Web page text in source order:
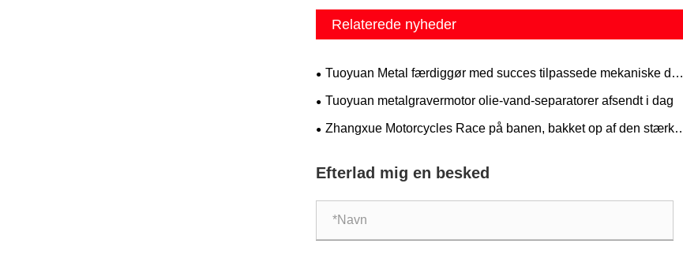
Relaterede nyheder
Tuoyuan Metal færdiggør med succes tilpassede mekaniske dele
til amerikansk kunde med streng kvalitetskontrol
Tuoyuan metalgravermotor olie-vand-separatorer afsendt i dag
Zhangxue Motorcycles Race på banen, bakket op af den stærke
Efterlad mig en besked